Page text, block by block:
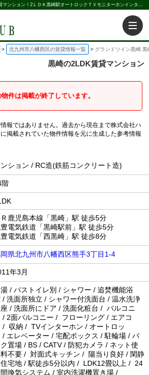
グランドツイン黒崎 黒崎の2LDK賃貸マンション！2ＬＤＫ黒崎駅オートロックＴＶモニターホンインターネット無料｜株式会社ハウス倶楽部
北九州市八幡西区の賃貸情報一覧 グランドツイン黒崎
黒崎の2LDK賃貸マンション
件は掲載が終了しています。
報ではありません。過去から現在まで株式会社ハ
掲載されていた物件情報を元に生成した参考情報
ション / RC造(鉄筋コンクリート造)
階
Ｒ鹿児島本線「黒崎」駅 徒歩5分
電気鉄道「黒崎駅前」駅 徒歩5分
電気鉄道「西黒崎」駅 徒歩8分
県北九州市八幡西区熊手3丁目1-4
年3月
/ バストイレ別 / シャワー / 追焚機能浴
/ 洗面所独立 / シャワー付洗面台 / 温水洗浄
/ 洗面所にドア / 洗面化粧台 / バルコニ
/ 2面バルコニー / フローリング / エアコ
/ 収納 / TVインターホン / オートロッ
/ エレベーター / 宅配ボックス / 駐輪場 / バ
置場 / BS / CATV / 防犯カメラ / ネット使
料不要 / 対面式キッチン / 陽当り良好 / 閑静
宅地 / 駅徒歩5分以内 / LDK12畳以上 / 24
換気システム / 室内洗濯機置き場 /